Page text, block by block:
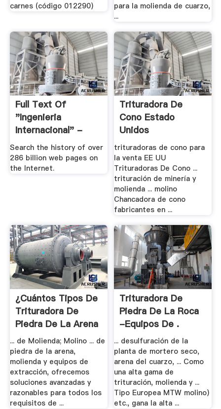
carnes (código 012290)
para la molienda de cuarzo,
...
Full Text Of
"Ingenieria
Internacional" -
Archive
Search the history of over
286 billion web pages on
the Internet.
Trituradora De
Cono Estado
Unidos
trituradoras de cono para
la venta EE UU
Trituradoras De Cono ...
trituración de minería y
molienda ... molino
Chancadora de cono
fabricantes en ...
¿Cuántos Tipos De
Trituradora De
Piedra De La Arena
... de Molienda; Molino ... de
piedra de la arena,
molienda y equipos de
extracción, ofrecemos
soluciones avanzadas y
razonables para todos los
requisitos de ...
Trituradora De
Piedra De La Roca
-equipos De .
... desulfuración de la
planta de mortero seco,
arena del cuarzo, ... Como
una alta gama de
trituración, molienda y ...
Tipo Europea MTW molino)
etc., gana la alta ...